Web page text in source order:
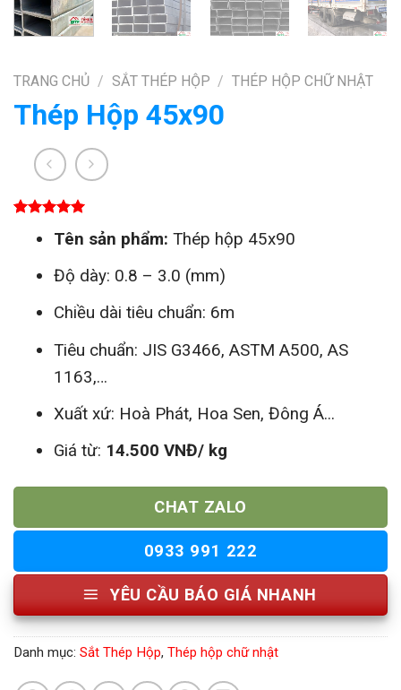
TRANG CHỦ / SẮT THÉP HỘP / THÉP HỘP CHỮ NHẬT
Thép Hộp 45x90
dựa trênTên sản phẩm: Thép hộp 45x90
Độ dày: 0.8 – 3.0 (mm)
Chiều dài tiêu chuẩn: 6m
Tiêu chuẩn: JIS G3466, ASTM A500, AS
1163,…
Xuất xứ: Hoà Phát, Hoa Sen, Đông Á...
Giá từ: 14.500 VNĐ/ kg
CHAT ZALO
0933 991 222
YÊU CẦU BÁO GIÁ NHANH
Danh mục: Sắt Thép Hộp, Thép hộp chữ nhật